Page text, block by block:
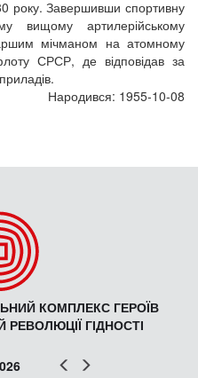
року. Завершивши спортивну
вищому артилерійському
мічманом на атомному
СРСР, де відповідав за
Народився: 1955-10-08
КОМПЛЕКС ГЕРОЇВ
РЕВОЛЮЦІЇ ГІДНОСТІ
Попер